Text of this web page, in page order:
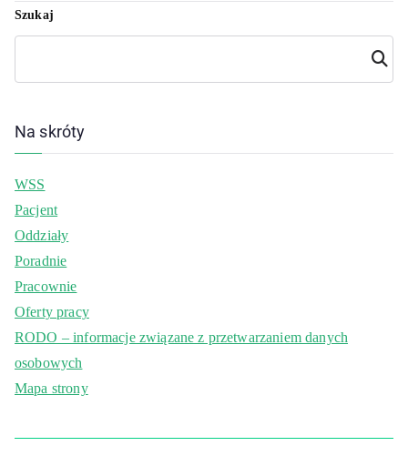
Szukaj
Szuka
j
Na skróty
WSS
Pacjent
Oddziały
Poradnie
Pracownie
Oferty pracy
RODO – informacje związane z przetwarzaniem danych
osobowych
Mapa strony